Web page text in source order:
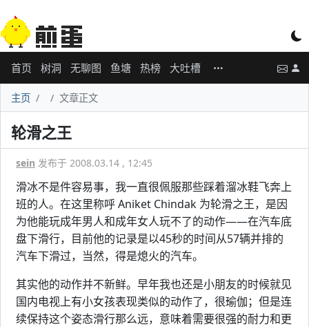
首页 树洞 无聊图 鱼塘 热榜 大吐槽
主页 文章正文
轮滑之王
sein 发布于 2008.03.14 , 12:45
滑冰不是件容易事，我一直很佩服那些踩着溜冰鞋飞奔上
班的人。在这里称呼 Aniket Chindak 为轮滑之王，是因
为他能玩成年男人和成年女人玩不了的动作——在汽车底
盘下滑行，目前他的记录是以45秒的时间从57辆并排的
汽车下滑过，当然，得是熄火的汽车。
其实他的动作并不新鲜。早年我也还是小朋友的时候就见
国内电视上有小女孩表现类似的动作了，很瑜伽；但是连
续保持这个姿态滑行那么远，意味着需要很强的耐力和更